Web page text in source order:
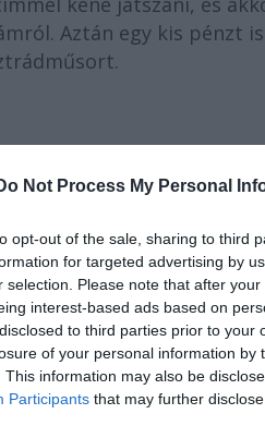
Not Process My Personal
opt-out of the sale, sharing to third
for targeted advertising by
selection. Please note that after
interest-based ads based on
to third parties prior to
of your personal information by
This information may also be
Participants that may further
Aztán egy kis pénzt
van benne rap,
magyar... Minden, ami
gondolkoztunk, hogy